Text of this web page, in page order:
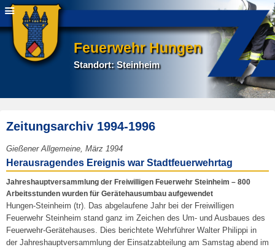
Feuerwehr Hungen
Standort: Steinheim
Zeitungsarchiv 1994-1996
E
r
s
t
e
l
Gießener Allgemeine, März 1994
Herausragendes Ereignis war Stadtfeuerwehrtag
Jahreshauptversammlung der Freiwilligen Feuerwehr Steinheim – 800
Arbeitsstunden wurden für Gerätehausumbau aufgewendet
Hungen-Steinheim (tr). Das abgelaufene Jahr bei der Freiwilligen
Feuerwehr Steinheim stand ganz im Zeichen des Um- und Ausbaues des
Feuerwehr-Gerätehauses. Dies berichtete Wehrführer Walter Philippi in
der Jahreshauptversammlung der Einsatzabteilung am Samstag abend im